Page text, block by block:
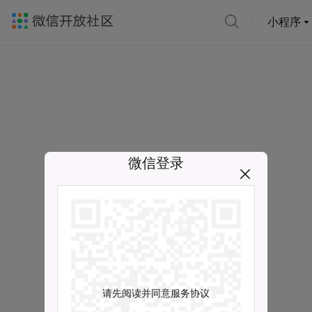
小程序
微信登录
请先阅读并同意服务协议